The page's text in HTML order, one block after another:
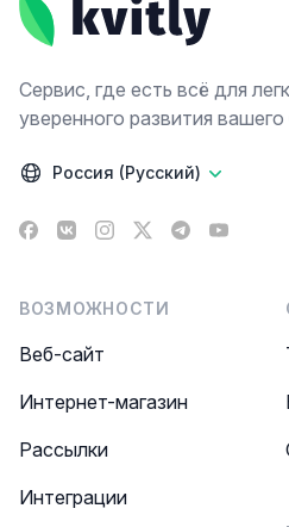
Сервис, где есть всё для
уверенного развития вашего
Россия (Русский)
Facebook
VK Instagram
X TelegramYouTube
ВОЗМОЖНОСТИ
Веб-сайт
Интернет-магазин
Рассылки
Интеграции